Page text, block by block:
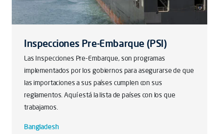
Inspecciones Pre-Embarque (PSI)
Las Inspecciones Pre-Embarque, son programas
implementados por los gobiernos para asegurarse de que
las importaciones a sus países cumplen con sus
reglamentos. Aquí está la lista de países con los que
trabajamos.
Bangladesh